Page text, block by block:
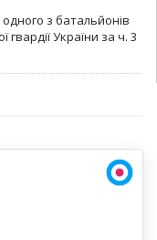
з батальйонів
України за ч. 3